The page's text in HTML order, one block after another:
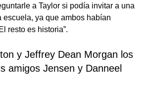
a Taylor si podía invitar a una
escuela, ya que ambos habían
resto es historia”.
y Jeffrey Dean Morgan los
amigos Jensen y Danneel